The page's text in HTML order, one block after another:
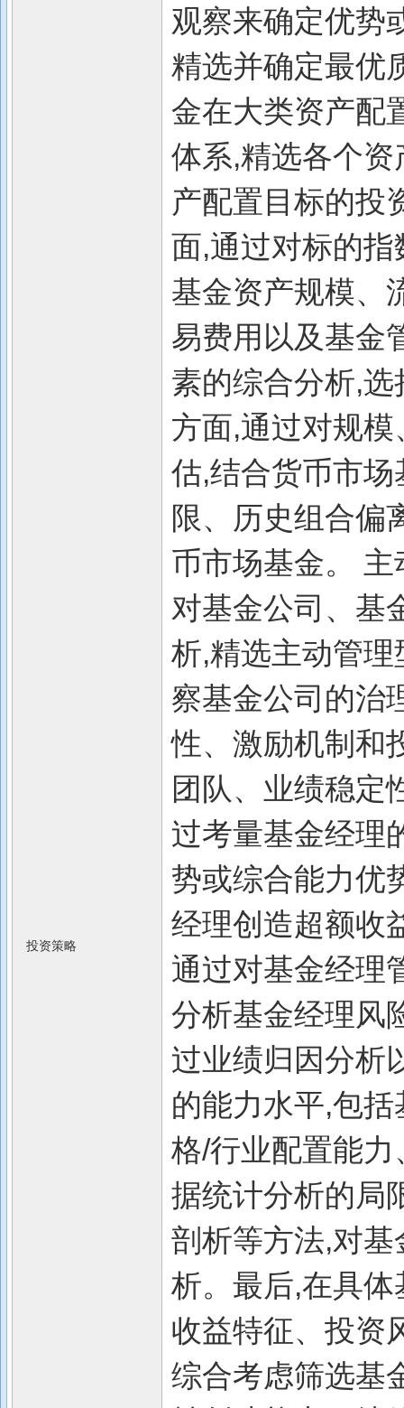
投资策略
观察来确定优势
精选并确定最优
金在大类资产配
体系,精选各个
产配置目标的投
面,通过对标的
基金资产规模、
易费用以及基金
素的综合分析,
方面,通过对规
估,结合货币市
限、历史组合偏
币市场基金。
对基金公司、基
析,精选主动管
察基金公司的治
性、激励机制和
团队、业绩稳定
过考量基金经理
势或综合能力优
经理创造超额收
通过对基金经理
分析基金经理风
过业绩归因分析
的能力水平,包
格/行业配置能
据统计分析的局
剖析等方法,对
析。最后,在具
收益特征、投资
综合考虑筛选基